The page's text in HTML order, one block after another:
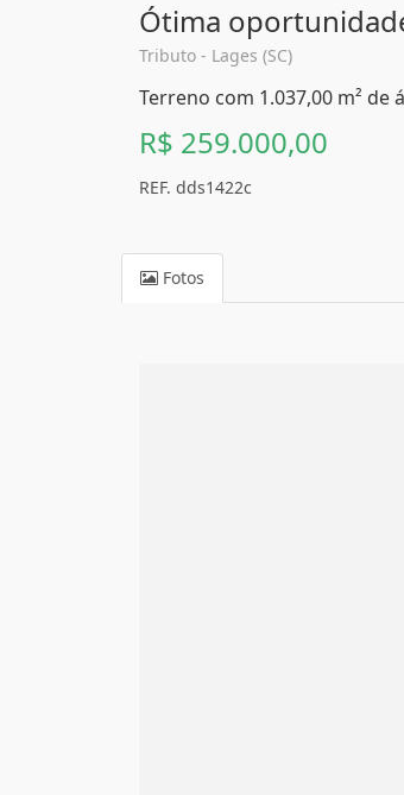
Ótima
Tributo - Lages (SC)
Terreno com 1.037,00 m² de
R$ 259.000,00
REF. dds1422c
Fotos